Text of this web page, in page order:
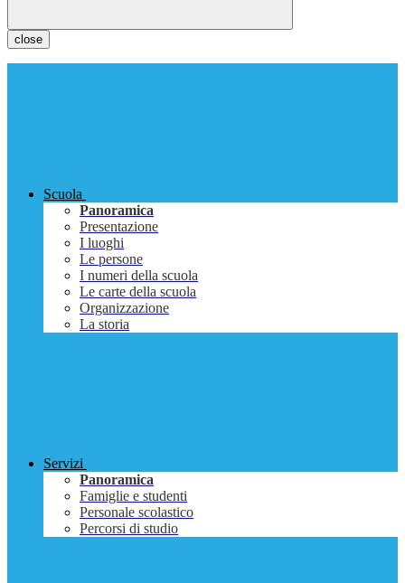
close
Scuola
Panoramica
Presentazione
I luoghi
Le persone
I numeri della scuola
Le carte della scuola
Organizzazione
La storia
Servizi
Panoramica
Famiglie e studenti
Personale scolastico
Percorsi di studio